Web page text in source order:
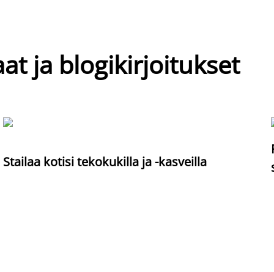
ja blogikirjoitukset
Stailaa kotisi tekokukilla ja -kasveilla